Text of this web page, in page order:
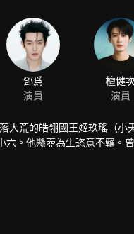
鄧爲
演員
檀健次
演員
大荒的皓翎國王姬玖瑤（
。他懸壺為生恣意不羈
水鎮的日子平淡溫馨，玟
小六和瑲玹相見不相識，